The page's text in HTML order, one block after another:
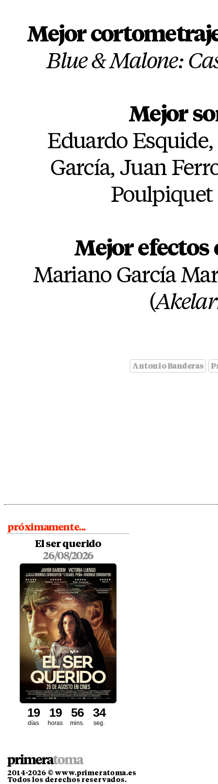
Mejor
Blue & Malone:
Mejor
Eduardo
García, Juan
Poulpiquet
Mejor efectos
Mariano García
(
Antonio Banderas
próximamente...
El ser querido
26/08/2026
días
19
horas
19
mins.
56
seg.
32
3
2014-2026 © www.primeratoma.es
Todos los derechos reservados.